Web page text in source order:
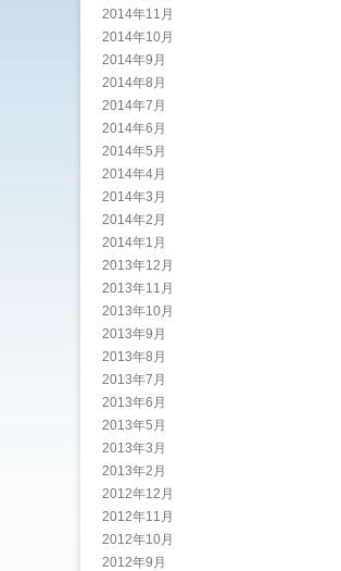
2014年11月
2014年10月
2014年9月
2014年8月
2014年7月
2014年6月
2014年5月
2014年4月
2014年3月
2014年2月
2014年1月
2013年12月
2013年11月
2013年10月
2013年9月
2013年8月
2013年7月
2013年6月
2013年5月
2013年3月
2013年2月
2012年12月
2012年11月
2012年10月
2012年9月